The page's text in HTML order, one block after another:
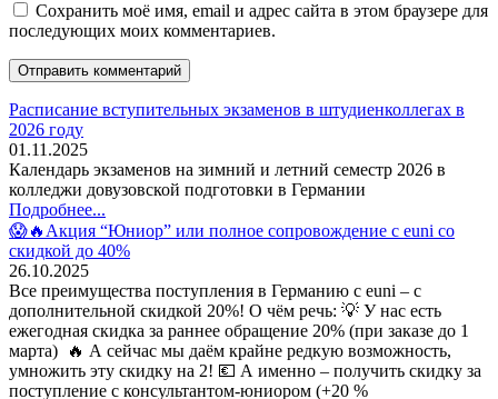
Сохранить моё имя, email и адрес сайта в этом браузере для
последующих моих комментариев.
Расписание вступительных экзаменов в штудиенколлегах в
2026 году
01.11.2025
Календарь экзаменов на зимний и летний семестр 2026 в
колледжи довузовской подготовки в Германии
Подробнее...
😱🔥Акция “Юниор” или полное сопровождение с euni со
скидкой до 40%
26.10.2025
Все преимущества поступления в Германию с euni – с
дополнительной скидкой 20%! О чём речь: 💡 У нас есть
ежегодная скидка за раннее обращение 20% (при заказе до 1
марта) 🔥 А сейчас мы даём крайне редкую возможность,
умножить эту скидку на 2! 💶 А именно – получить скидку за
поступление с консультантом-юниором (+20 %